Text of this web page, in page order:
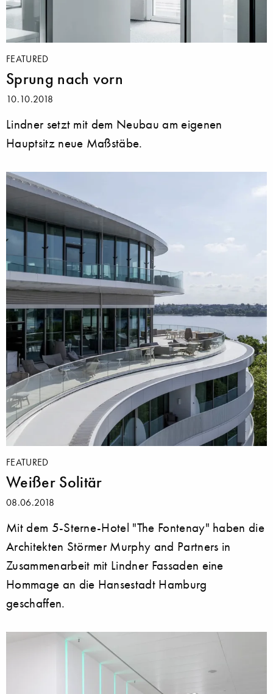
FEATURED
Sprung nach vorn
10.10.2018
Lindner setzt mit dem Neubau am eigenen
Hauptsitz neue Maßstäbe.
FEATURED
Weißer Solitär
08.06.2018
Mit dem 5-Sterne-Hotel "The Fontenay" haben die
Architekten Störmer Murphy and Partners in
Zusammenarbeit mit Lindner Fassaden eine
Hommage an die Hansestadt Hamburg
geschaffen.